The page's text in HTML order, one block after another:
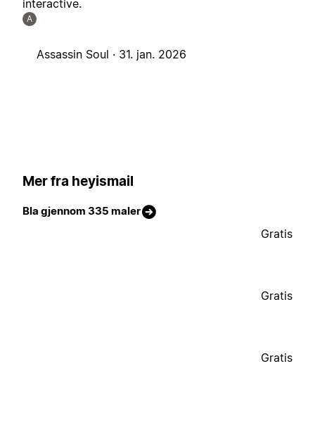
interactive.
A
Assassin Soul · 31. jan. 2026
Mer fra heyismail
Bla gjennom 335 maler
Gratis
Gratis
Gratis